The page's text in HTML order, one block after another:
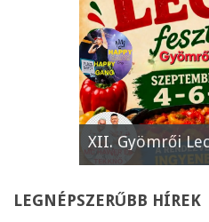
XII. Gyömrői
LEGNÉPSZERŰBB HÍREK